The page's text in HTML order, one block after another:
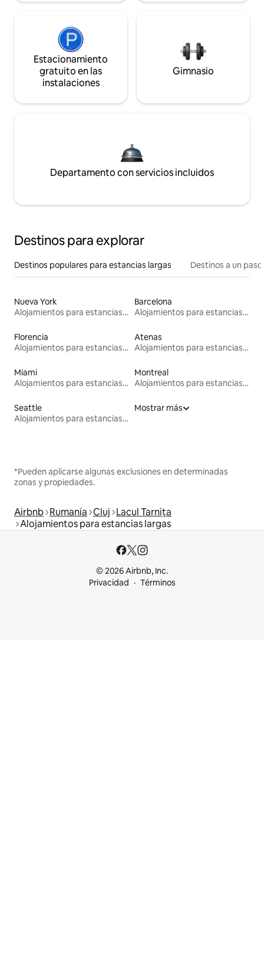
Estacionamiento
gratuito en las
instalaciones
Gimnasio
Departamento con servicios incluidos
Destinos para explorar
Destinos populares para estancias largas Destinos a un
Nueva York
Alojamientos para estancias largas
Barcelona
Alojamientos para estancias largas
Florencia
Alojamientos para estancias largas
Atenas
Alojamientos para estancias largas
Miami
Alojamientos para estancias largas
Montreal
Alojamientos para estancias largas
Seattle
Alojamientos para estancias largas
Mostrar más
*Pueden aplicarse algunas exclusiones en determinadas
zonas y propiedades.
Airbnb Rumanía Cluj Lacul Tarnița
Alojamientos para estancias largas
© 2026 Airbnb, Inc.
Privacidad
Términos